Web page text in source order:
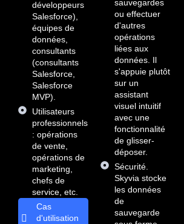
développeurs
Salesforce),
équipes de
données,
consultants
(consultants
Salesforce,
Salesforce
MVP).
Utilisateurs
professionnels
: opérations
de vente,
opérations de
marketing,
chefs de
service, etc.
Cas
d'utilisation
sauvegardes
ou effectuer
d'autres
opérations
liées aux
données. Il
s'appuie plutôt
sur un
assistant
visuel intuitif
avec une
fonctionnalité
de glisser-
déposer.
Sécurité.
Skyvia stocke
les données
de
sauvegarde